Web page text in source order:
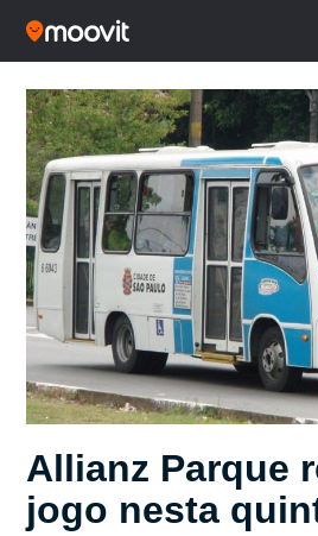
Allianz Parque
jogo nesta